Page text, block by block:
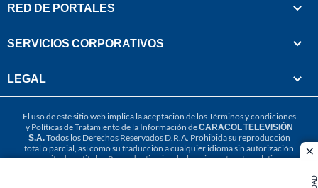
RED DE PORTALES
SERVICIOS CORPORATIVOS
LEGAL
El uso de este sitio web implica la aceptación de losTérminos y condiciones
y Políticas de Tratamiento de la Información deCARACOL TELEVISIÓN
S.A.Todos los Derechos Reservados D.R.A. Prohibida su reproducción
total o parcial, así como su traducción a cualquier idioma sin autorización
escrita de su titular. Reproduction in whole or in part, or translation